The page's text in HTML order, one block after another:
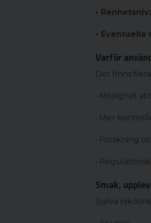
•
• Eventuella
Varför
Det finns
• Möjlighet
• Mer
• Forskning
•
Smak,
Själva